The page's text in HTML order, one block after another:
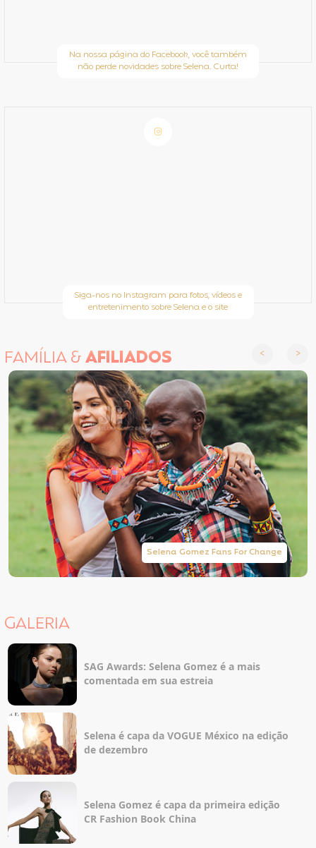
Na nossa página do Facebook, você também
não perde novidades sobre Selena. Curta!
Siga-nos no Instagram para fotos, vídeos e
entretenimento sobre Selena e o site
FAMÍLIA &AFILIADOS
Selena Gomez Fans For Change
GALERIA
SAG Awards: Selena Gomez é a mais
comentada em sua estreia
Selena é capa da VOGUE México na edição
de dezembro
Selena Gomez é capa da primeira edição
CR Fashion Book China